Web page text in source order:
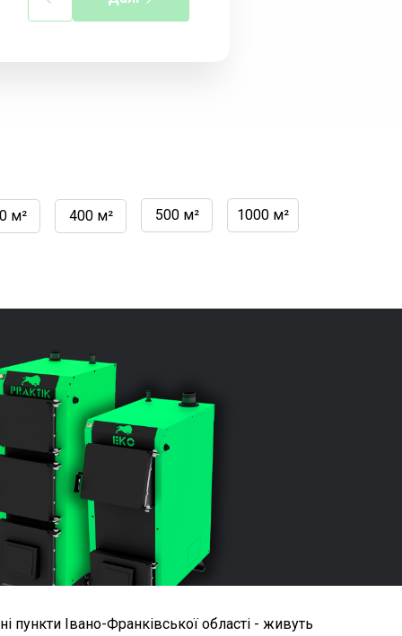
1000 м²
500 м²
400 м²
м²
пункти Івано-Франківської області - живуть